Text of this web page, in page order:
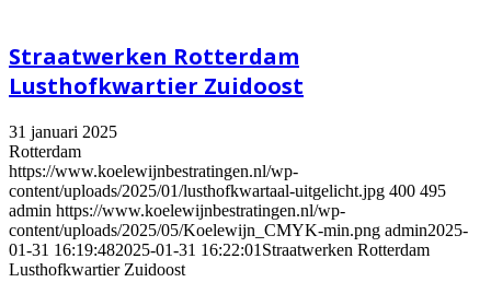
Straatwerken Rotterdam
Lusthofkwartier Zuidoost
31 januari 2025
Rotterdam
https://www.koelewijnbestratingen.nl/wp-
content/uploads/2025/01/lusthofkwartaal-uitgelicht.jpg 400 495
admin https://www.koelewijnbestratingen.nl/wp-
content/uploads/2025/05/Koelewijn_CMYK-min.png admin2025-
01-31 16:19:482025-01-31 16:22:01 Straatwerken Rotterdam
Lusthofkwartier Zuidoost